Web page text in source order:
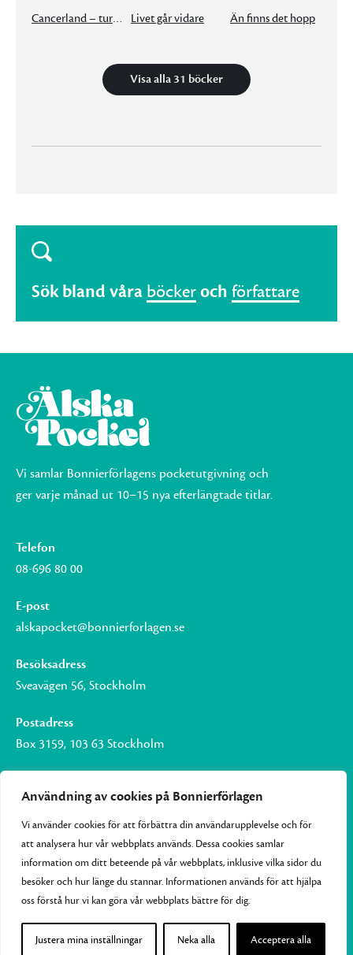
Användning av cookies på Bonnierförlagen
Vi använder cookies för att förbättra din användarupplevelse och för
att analysera hur vår webbplats används. Dessa cookies samlar
information om ditt beteende på vår webbplats, inklusive vilka sidor du
besöker och hur länge du stannar. Informationen används för att hjälpa
oss förstå hur vi kan göra vår webbplats bättre för dig.
Justera mina inställningar Neka alla Acceptera alla
Cancerland – tur & retur Livet går vidare Än finns det hopp
Visa alla 31 böcker
Sök bland våra böckeroch författare
Vi samlar Bonnierförlagens pocketutgivning och
ger varje månad ut 10–15 nya efterlängtade titlar.
Telefon
08-696 80 00
E-post
alskapocket@bonnierforlagen.se
Besöksadress
Sveavägen 56, Stockholm
Postadress
Box 3159, 103 63 Stockholm
Om Bonnierförlagen
Cookies
Integritetspolicy